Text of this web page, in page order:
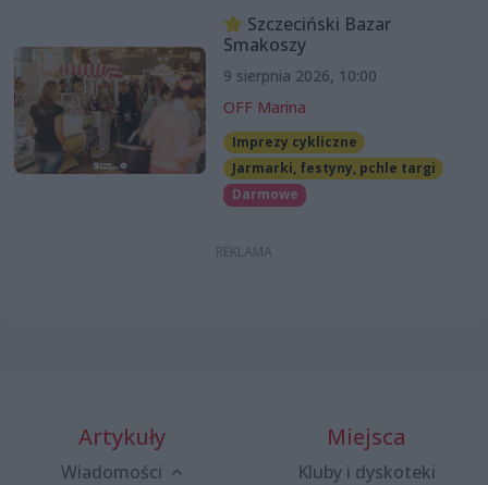
Szczeciński Bazar
Smakoszy
9 sierpnia 2026, 10:00
OFF Marina
Imprezy cykliczne
Jarmarki, festyny, pchle targi
Darmowe
Artykuły
Wiadomości
Miejsca
Kluby i dyskoteki